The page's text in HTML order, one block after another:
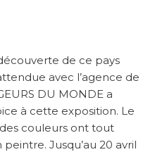
de ce pays
avec l’agence de
DU MONDE a
à cette exposition. Le
couleurs ont tout
Jusqu’au 20 avril